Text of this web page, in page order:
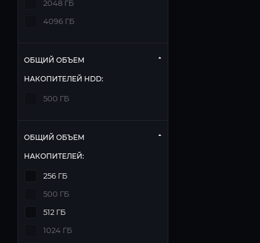
2048 ГБ
4096 ГБ
ОБЩИЙ ОБЪЕМ
НАКОПИТЕЛЕЙ HDD:
500 ГБ
ОБЩИЙ ОБЪЕМ
НАКОПИТЕЛЕЙ:
256 ГБ
500 ГБ
512 ГБ
1024 ГБ